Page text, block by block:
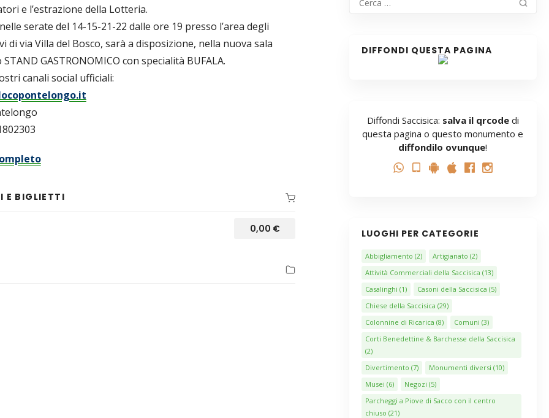
e l’estrazione della Lotteria.
serate del 14-15-21-22 dalle ore 19 presso l’area degli
di via Villa del Bosco, sarà a disposizione, nella nuova sala
GASTRONOMICO con specialità BUFALA.
canali social ufficiali:
E BIGLIETTI
0,00 €
DIFFONDI QUESTA PAGINA
Diffondi Saccisica: salva il qrcodedi
questa pagina o questo monumento e
diffondilo ovunque!
LUOGHI PER CATEGORIE
Abbigliamento (2) Artigianato (2)
Attività Commerciali della Saccisica (13)
Casalinghi (1) Casoni della Saccisica (5)
Chiese della Saccisica (29)
Colonnine di Ricarica (8) Comuni (3)
Corti Benedettine & Barchesse della Saccisica
(2)
Divertimento (7) Monumenti diversi (10)
Musei (6) Negozi (5)
Parcheggi a Piove di Sacco con il centro
chiuso (21)